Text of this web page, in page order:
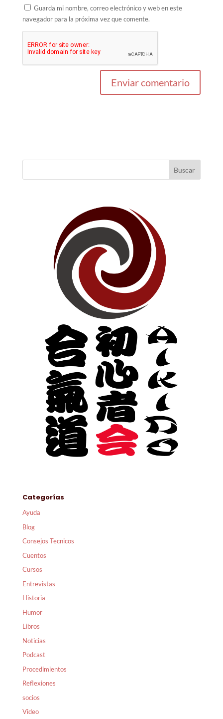
Guarda mi nombre, correo electrónico y web en este
navegador para la próxima vez que comente.
Categorías
Ayuda
Blog
Consejos Tecnicos
Cuentos
Cursos
Entrevistas
Historia
Humor
Libros
Noticias
Podcast
Procedimientos
Reflexiones
socios
Video